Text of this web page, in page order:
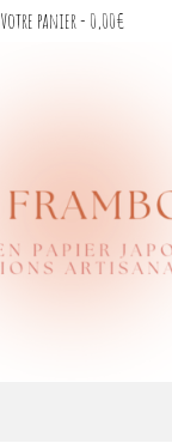
Votre panier- 0,00€